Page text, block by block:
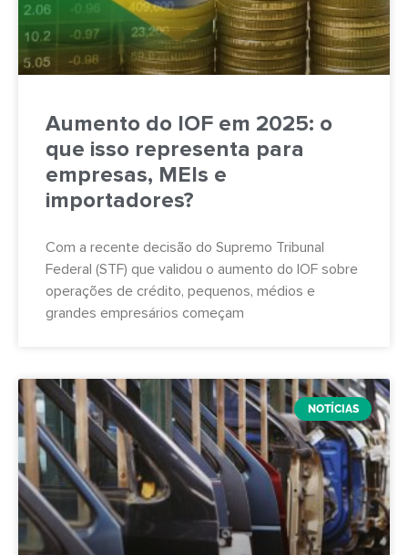
Aumento do IOF em 2025: o
que isso representa para
empresas, MEIs e
importadores?
Com a recente decisão do Supremo Tribunal
Federal (STF) que validou o aumento do IOF sobre
operações de crédito, pequenos, médios e
grandes empresários começam
NOTÍCIAS